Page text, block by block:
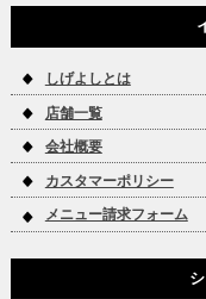
しげよしとは
店舗一覧
会社概要
カスタマーポリシー
メニュー請求フォーム